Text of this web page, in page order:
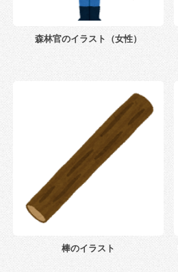
森林官のイラスト（女性）
棒のイラスト